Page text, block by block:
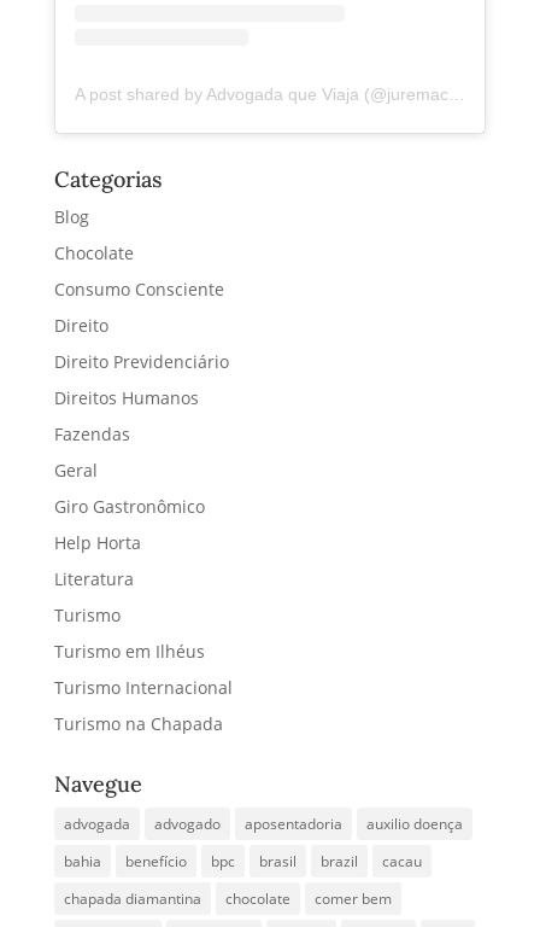
A post shared by Advogada que Viaja (@juremacintra)
Categorias
Blog
Chocolate
Consumo Consciente
Direito
Direito Previdenciário
Direitos Humanos
Fazendas
Geral
Giro Gastronômico
Help Horta
Literatura
Turismo
Turismo em Ilhéus
Turismo Internacional
Turismo na Chapada
Navegue
advogada advogado aposentadoria
auxilio doença
bahia
benefício bpc brasil brazil
cacau
chapada diamantina
chocolate
comer bem